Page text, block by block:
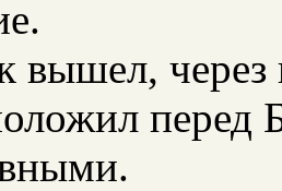
через
перед